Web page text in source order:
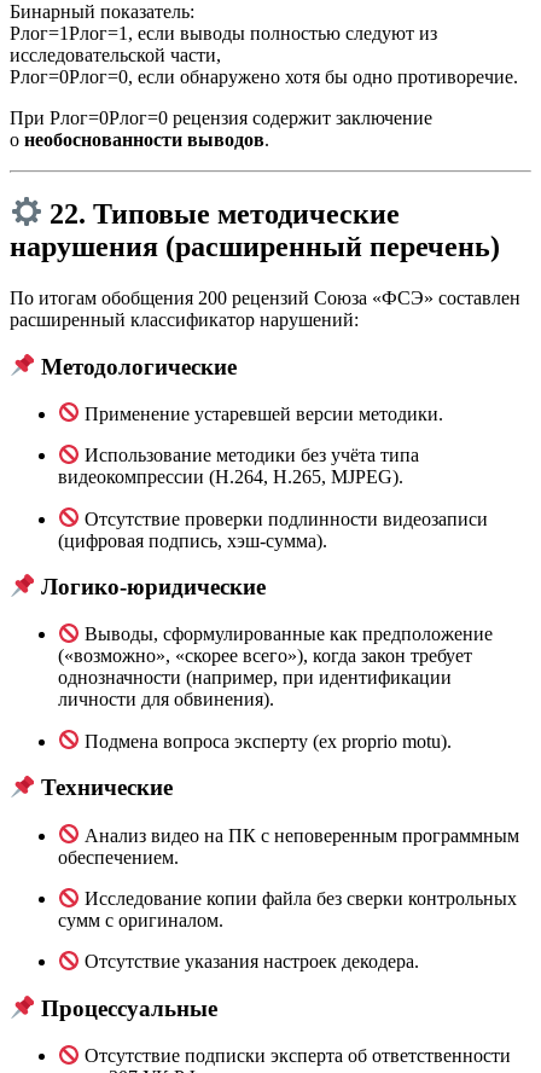
Бинарный показатель:
Pлог=1Pлог=1, если выводы полностью следуют из
исследовательской части,
Pлог=0Pлог=0, если обнаружено хотя бы одно противоречие.
При Pлог=0Pлог=0 рецензия содержит заключение
о необоснованности выводов.
22. Типовые методические
нарушения (расширенный перечень)
По итогам обобщения 200 рецензий Союза «ФСЭ» составлен
расширенный классификатор нарушений:
Методологические
Применение устаревшей версии методики.
Использование методики без учёта типа
видеокомпрессии (H.264, H.265, MJPEG).
Отсутствие проверки подлинности видеозаписи
(цифровая подпись, хэш-сумма).
Логико-юридические
Выводы, сформулированные как предположение
(«возможно», «скорее всего»), когда закон требует
однозначности (например, при идентификации
личности для обвинения).
Подмена вопроса эксперту (ex proprio motu).
Технические
Анализ видео на ПК с неповеренным программным
обеспечением.
Исследование копии файла без сверки контрольных
сумм с оригиналом.
Отсутствие указания настроек декодера.
Процессуальные
Отсутствие подписки эксперта об ответственности